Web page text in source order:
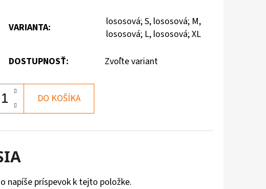
VARIANTA:
lososová; S, lososová; M,
lososová; L, lososová; XL
DOSTUPNOSŤ: Zvoľte variant
DO KOŠÍKA
napíše príspevok k tejto položke.